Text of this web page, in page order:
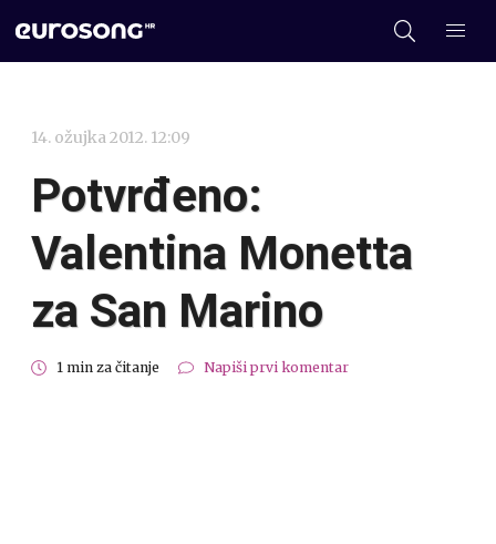
14. ožujka 2012. 12:09
Potvrđeno:
Valentina Monetta
za San Marino
1 min za čitanje Napiši prvi komentar